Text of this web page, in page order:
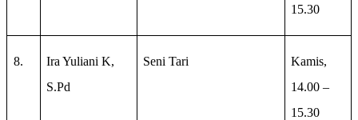
15.30
8.
Ira Yuliani K,
S.Pd
Seni Tari
Kamis,
14.00 –
15.30